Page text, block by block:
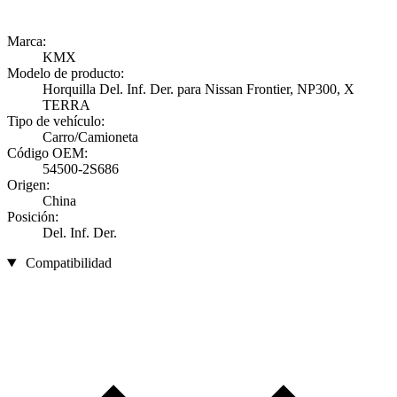
Marca:
KMX
Modelo de producto:
Horquilla Del. Inf. Der. para Nissan Frontier, NP300, X
TERRA
Tipo de vehículo:
Carro/Camioneta
Código OEM:
54500-2S686
Origen:
China
Posición:
Del. Inf. Der.
Compatibilidad